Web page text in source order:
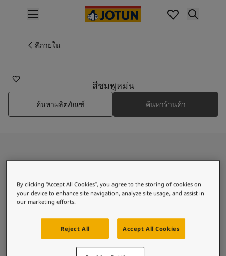
การทาสีภายใน
ไปที่แคตตาล็อกสินค้า
เฉดสี
เฉดสีทาภายใน
สีภายใน
แรงบันดาลใจ
แรงบันดาลใจสีทาภายใน
บทความแรงบันดาลใจจากโจตันสำหรับบ้านของคุณ
สีภายใน
สีชมพูหม่น
ค้นหาผลิตภัณฑ์ ค้นหาร้านค้า
ค้นพบ Dusky Pink
A muted pink shade
การผสมสีที่แนะนำ
By clicking “Accept All Cookies”, you agree to the storing of cookies on
your device to enhance site navigation, analyze site usage, and assist in
our marketing efforts.
Reject All Accept All Cookies